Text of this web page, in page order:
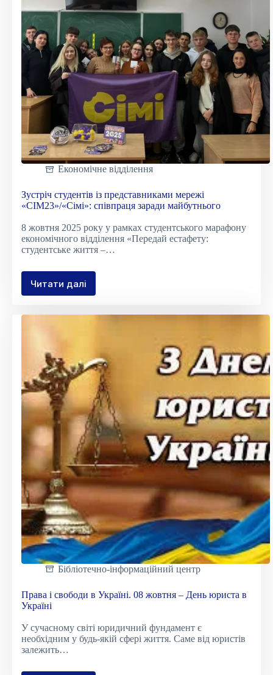
Економічне відділення
Зустріч студентів із представниками мережі
«СІМ23»/«Сімі»: співпраця заради майбутнього
8 жовтня 2025 року у рамках студентського марафону
економічного відділення «Передай естафету:
студентське життя –…
Читати далі
Зустріч
співпраця
заради
майбутнього
Бібліотечно-інформаційний центр
Права і свободи в Україні. 08 жовтня – День юриста в
Україні
У сучасному світі юридичний фундамент є
необхідним у будь-якій сфері життя. Саме від юристів
залежить…